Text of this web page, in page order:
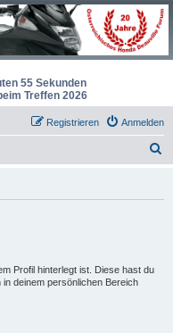
55 Sekunden
Treffen 2026
Anmelden
Registrieren
Profil hinterlegt ist. Diese hast du
deinem persönlichen Bereich